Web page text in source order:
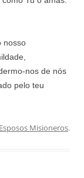
nosso
nos de nós
pelo teu
Esposos Misioneros.